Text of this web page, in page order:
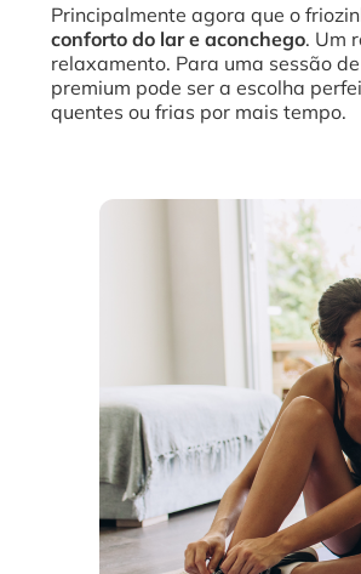
Principalmente agora que o
conforto do lar e aconchego. Um
relaxamento. Para uma sessão
premium pode ser a escolha
quentes ou frias por mais tempo.